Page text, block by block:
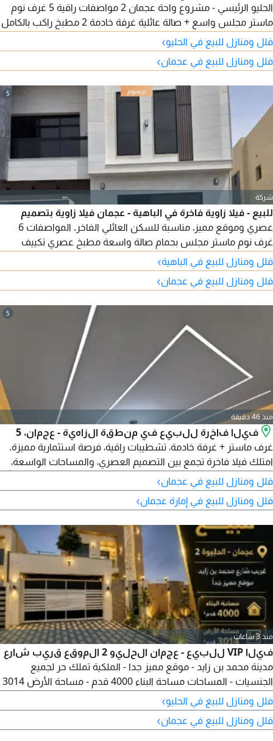
الحليو الرئيسي - مشروع واحة عجمان 2 مواصفات راقية 5 غرف نوم
ماستر مجلس واسع + صالة عائلية غرفة خادمة 2 مطبخ راكب بالكامل
تكييف مركزي تصميم عصري ومساحات ممتازة المساحات مساحة
الأرض 3014 قدم مساحة البناء 3400 قدم السعر 175000 درهم
شامل رسوم التسجيل قابل للتفاوض تواصل مباشر على واتساب
فلل ومنازل للبيع في الحليو›
فلل ومنازل للبيع في عجمان›
5
شركة
للبيع - فيلا زاوية فاخرة في الباهية - عجمان فيلا زاوية بتصميم
عصري وموقع مميز، مناسبة للسكن العائلي الفاخر. المواصفات 6
غرف نوم ماستر مجلس بحمام صالة واسعة مطبخ عصري تكييف
سعر البيع 2050000 درهم
فلل ومنازل للبيع في الباهية›
فلل ومنازل للبيع في عجمان›
5
منذ 46 دقيقة
فيلا فاخرة للبيع في منطقة الزاهية - عجمان، 5
غرف ماستر + غرفة خادمة، تشطيبات راقية، فرصة استثمارية مميزة.
امتلك فيلا فاخرة تجمع بين التصميم العصري، والمساحات الواسعة،
وجودة التشطيبات العالية في واحدة من أكثر المناطق السكنية طلباً
في إمارة عجمان، منطقة الزاهية. تتميز الفيلا بموقع استراتيجي يوفر
فلل ومنازل للبيع في عجمان›
فلل ومنازل للبيع في إمارة عجمان›
منذ 3 ساعات
فيلا VIP للبيع - عجمان الحليو 2 الموقع قريب شارع
مدينة محمد بن زايد - موقع مميز جدا - الملكية تملك حر لجميع
الجنسيات - المساحات مساحة البناء 4000 قدم - مساحة الأرض 3014
قدم - المواصفات 5 غرف ماستر - صالة كبيرة + مجلس كبير - غرفة
خادمة مع حمام - مطبخ كبير خشبي حديث + مطبخ تحضيري - خزانات
ملابس - حديقة خارجية مودرن مميزة - حوض سباحة
فلل ومنازل للبيع في الحليو›
فلل ومنازل للبيع في عجمان›